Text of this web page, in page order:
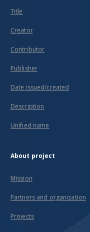
Title
Creator
Contributor
Publisher
Date issued/created
Description
Unified name
About project
Mission
Partners and organization
Projects